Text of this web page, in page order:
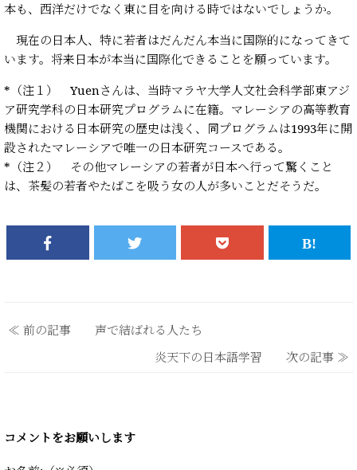
本も、西洋だけでなく東に目を向ける時ではないでしょうか。
現在の日本人、特に若者はだんだん本当に国際的になってきて
います。将来日本が本当に国際化できることを願っています。
*（注１） Yuenさんは、当時マラヤ大学人文社会科学部東アジ
ア研究学科の日本研究プログラムに在籍。マレーシアの高等教育
機関における日本研究の歴史は浅く、同プログラムは1993年に開
設されたマレーシアで唯一の日本研究コースである。
*（注２） その他マレーシアの若者が日本へ行って驚くこと
は、茶髪の若者やたばこを吸う女の人が多いことだそうだ。
≪ 前の記事 声で結ばれる人たち
炎天下の日本語学習 次の記事 ≫
コメントをお願いします